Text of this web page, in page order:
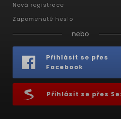
Nová registrace
Zapomenuté heslo
nebo
Přihlásit se přes
Facebook
Přihlásit se přes